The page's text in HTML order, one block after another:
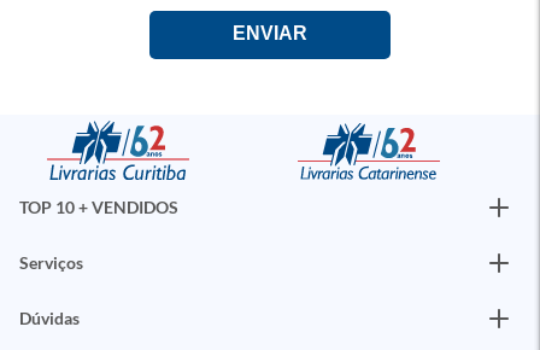
TOP 10 + VENDIDOS
Serviços
Dúvidas